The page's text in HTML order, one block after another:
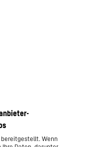
bereitgestellt. Wenn